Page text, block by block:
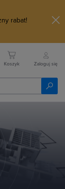
rabat!
Koszyk Zaloguj się